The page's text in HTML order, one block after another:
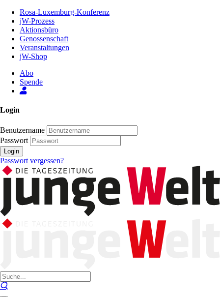
Inhalt
Seite
Rosa-Luxemburg-Konferenz
jW-Prozess
Aktionsbüro
Genossenschaft
Veranstaltungen
jW-Shop
Abo
Spende
Login
Benutzername
Passwort
Login
Passwort vergessen?